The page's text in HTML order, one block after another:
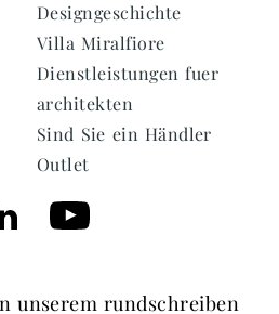
Designgeschichte
Villa Miralfiore
Dienstleistungen fuer
architekten
Sind Sie ein Händler
Outlet